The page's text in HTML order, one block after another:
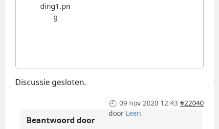
Discussie gesloten.
09 nov 2020 12:43 #22040
door Leen
Beantwoord door